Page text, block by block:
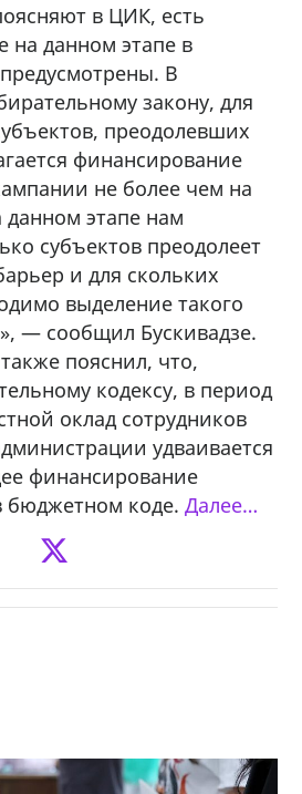
в ЦИК, есть
на данном этапе в
В
закону, для
преодолевших
финансирование
не более чем на
данном этапе нам
субъектов преодолеет
и для скольких
выделение такого
— сообщил Бускивадзе.
пояснил, что,
кодексу, в период
оклад сотрудников
удваивается
финансирование
бюджетном коде.Далее…